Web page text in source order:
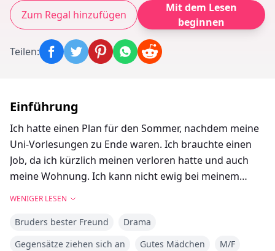
Zum Regal hinzufügen
Mit dem Lesen
beginnen
Teilen:
Einführung
Ich hatte einen Plan für den Sommer, nachdem meine
Uni-Vorlesungen zu Ende waren. Ich brauchte einen
Job, da ich kürzlich meinen verloren hatte und auch
meine Wohnung. Ich kann nicht ewig bei meinem
Aber all das wird sich ändern, als der beste Freund
WENIGER LESEN
Bruders bester Freund
Drama
Gegensätze ziehen sich an
Gutes Mädchen
M/F